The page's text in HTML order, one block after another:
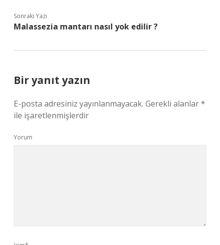
Sonraki Yazı
Malassezia mantarı nasıl yok edilir ?
Bir yanıt yazın
E-posta adresiniz yayınlanmayacak. Gerekli alanlar*
ile işaretlenmişlerdir
Yorum